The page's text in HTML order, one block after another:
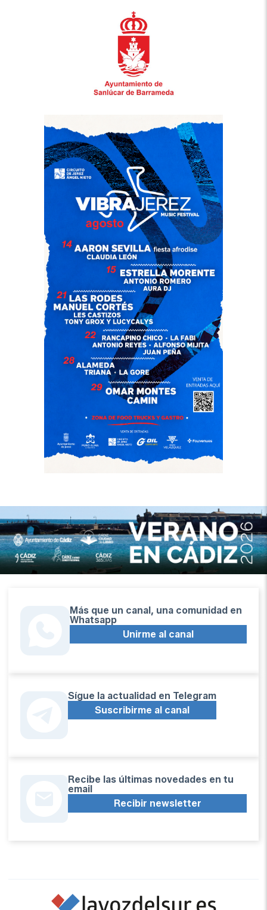
Más que un canal, una comunidad en
Whatsapp
Unirme al canal
Sígue la actualidad en Telegram
Suscribirme al canal
Recibe las últimas novedades en tu
email
Recibir newsletter